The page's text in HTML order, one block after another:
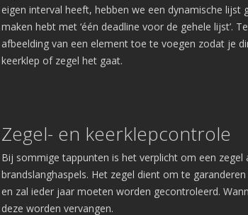
eigen interval heeft, hebben we een dynamische
maken hebt met ‘één deadline voor de gehele lijst’.
afbeelding van een element toe te voegen zodat je
keerklep of zegel het gaat.
Zegel- en keerklepcontrole
Bij sommige tappunten is het verplicht om een
brandslanghaspels. Het zegel dient om te
en zal ieder jaar moeten worden gecontroleerd.
deze worden vervangen.